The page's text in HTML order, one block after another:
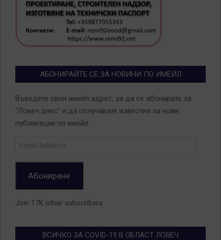
АБОНИРАЙТЕ СЕ ЗА НОВИНИ ПО ИМЕЙЛ
Въведете своя имейл адрес, за да се абонирате за
"Ловеч днес" и да получавате известия за нови
публикации по имейл.
Абониране
Join 17K other subscribers
ВСИЧКО ЗА COVID-19 В ОБЛАСТ ЛОВЕЧ